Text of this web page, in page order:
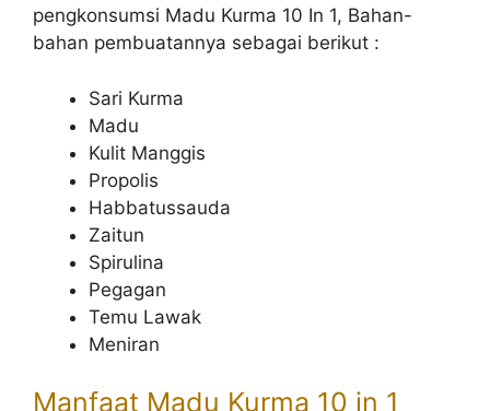
pengkonsumsi Madu Kurma 10 In 1, Bahan-
bahan pembuatannya sebagai berikut :
Sari Kurma
Madu
Kulit Manggis
Propolis
Habbatussauda
Zaitun
Spirulina
Pegagan
Temu Lawak
Meniran
Manfaat Madu Kurma 10 in 1